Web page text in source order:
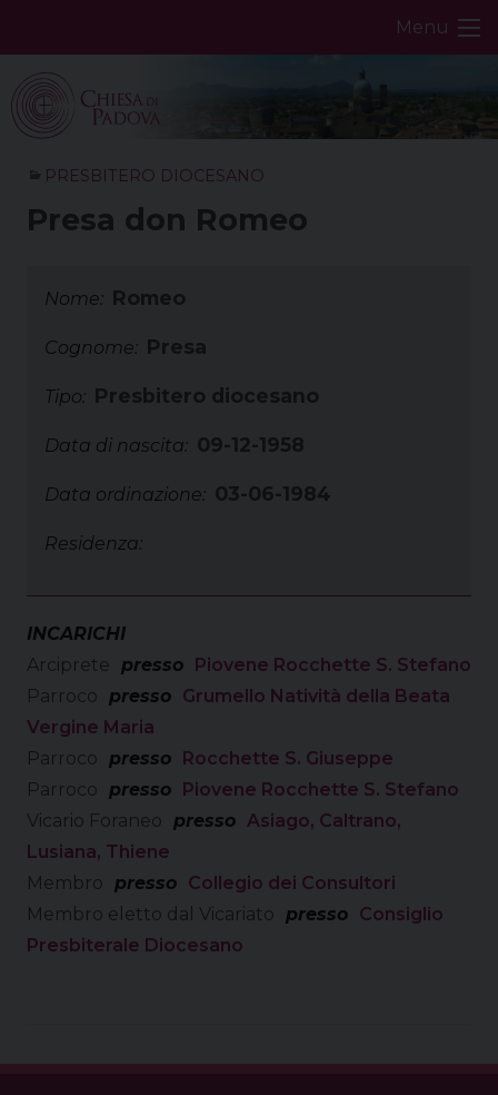
Menu
PRESBITERO DIOCESANO
Presa don Romeo
Nome: Romeo
Cognome: Presa
Tipo: Presbitero diocesano
Data di nascita: 09-12-1958
Data ordinazione: 03-06-1984
Residenza:
INCARICHI
Arciprete
presso Piovene Rocchette S. Stefano
Parroco
presso Grumello Natività della Beata
Vergine Maria
Parroco
presso Rocchette S. Giuseppe
Parroco
presso Piovene Rocchette S. Stefano
Vicario Foraneo
presso Asiago, Caltrano,
Lusiana, Thiene
Membro
presso Collegio dei Consultori
Membro eletto dal Vicariato
presso Consiglio
Presbiterale Diocesano